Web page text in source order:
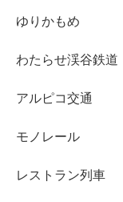
ゆりかもめ
わたらせ渓谷鉄道
アルピコ交通
モノレール
レストラン列車